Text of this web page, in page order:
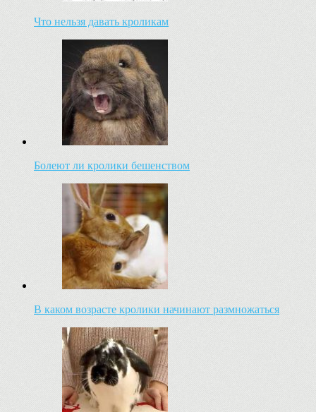
Что нельзя давать кроликам
Болеют ли кролики бешенством
В каком возрасте кролики начинают размножаться